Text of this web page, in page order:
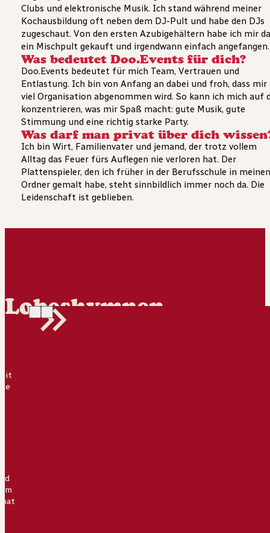
Clubs und elektronische Musik. Ich stand während meiner
Kochausbildung oft neben dem DJ-Pult und habe den DJs
zugeschaut. Von den ersten Azubigehältern habe ich mir
ein Mischpult gekauft und irgendwann einfach angefangen.
Was bedeutet Doo.Events für dich?
Doo.Events bedeutet für mich Team, Vertrauen und
Entlastung. Ich bin von Anfang an dabei und froh, dass mir
viel Organisation abgenommen wird. So kann ich mich auf
konzentrieren, was mir Spaß macht: gute Musik, gute
Stimmung und eine richtig starke Party.
Was darf man privat über dich
Ich bin Wirt, Familienvater und jemand, der trotz vollem
Alltag das Feuer fürs Auflegen nie verloren hat. Der
Plattenspieler, den ich früher in der Berufsschule in meinen
Ordner gemalt habe, steht sinnbildlich immer noch da. Die
Leidenschaft ist geblieben.
Lobeshymnen
hat